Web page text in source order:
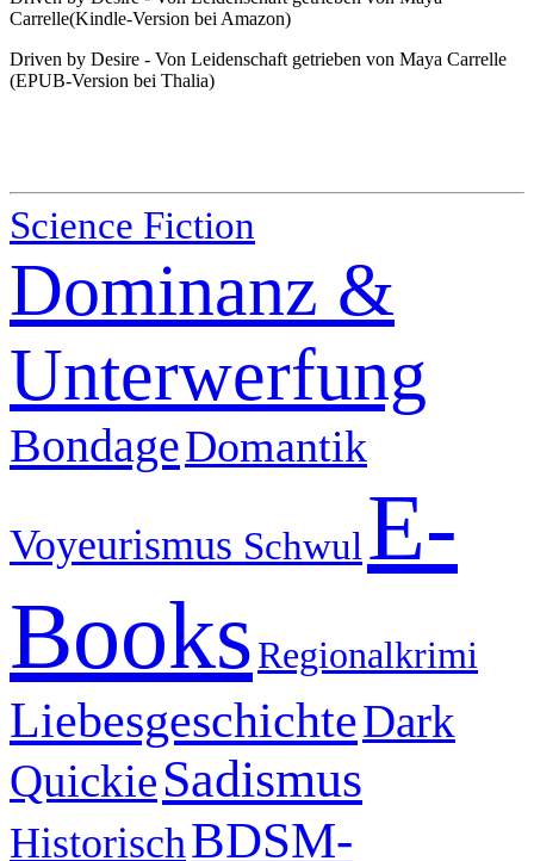
Carrelle(Kindle-Version bei Amazon)
Driven by Desire - Von Leidenschaft getrieben von Maya Carrelle
(EPUB-Version bei Thalia)
Science Fiction
Dominanz &
Unterwerfung
BondageDomantik
Voyeurismus Schwul E-
BooksRegionalkrimi
LiebesgeschichteDark
QuickieSadismus
HistorischBDSM-